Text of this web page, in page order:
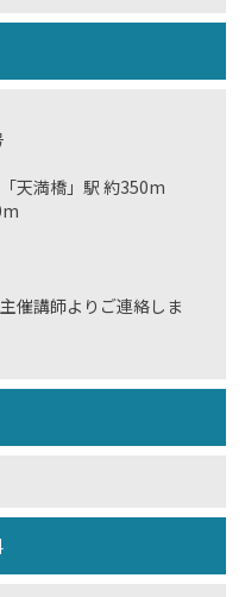
天満橋」駅 約350m
催講師よりご連絡しま